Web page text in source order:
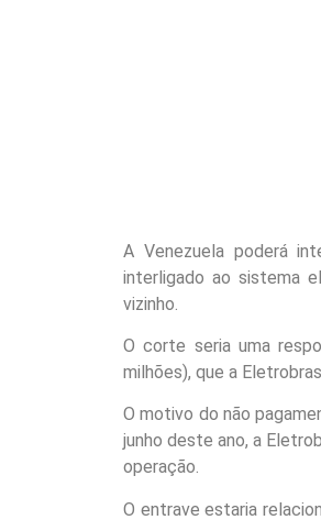
A Venezuela poderá
interligado ao sistema
vizinho.
O corte seria uma
milhões), que a
O motivo do não
junho deste ano, a
operação.
O entrave estaria